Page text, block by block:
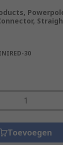
30
Toevoegen